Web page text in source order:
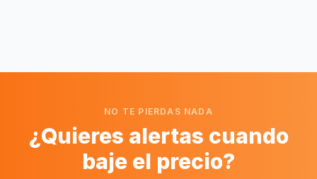
NO TE PIERDAS NADA
¿Quieres alertas cuando
baje el precio?